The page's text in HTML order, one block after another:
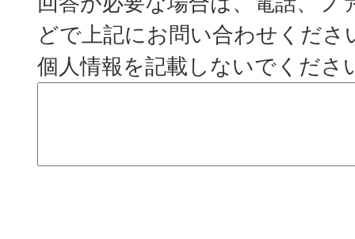
どで上記にお問い合わせくださ
個人情報を記載しないでくださ